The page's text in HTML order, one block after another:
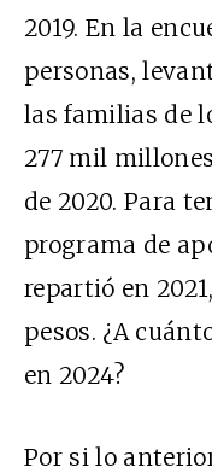
2019. En la
personas,
las familias de
277 mil
de 2020. Para
programa de
repartió en
pesos. ¿A
en 2024?
Por si lo